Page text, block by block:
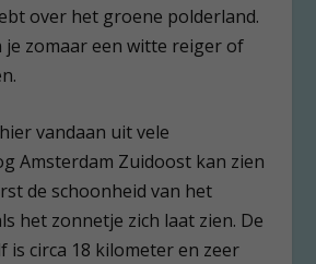
over het groene polderland.
je zomaar een witte reiger of
vandaan uit vele
Amsterdam Zuidoost kan zien
de schoonheid van het
het zonnetje zich laat zien. De
is circa 18 kilometer en zeer